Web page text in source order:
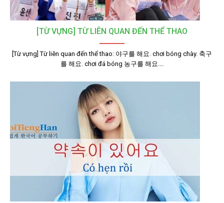
[TỪ VỰNG] TỪ LIÊN QUAN ĐẾN THỂ THAO
[Từ vựng] Từ liên quan đến thể thao: 야구를 해요. chơi bóng chày. 축구
를 해요. chơi đá bóng 농구를 해요.…